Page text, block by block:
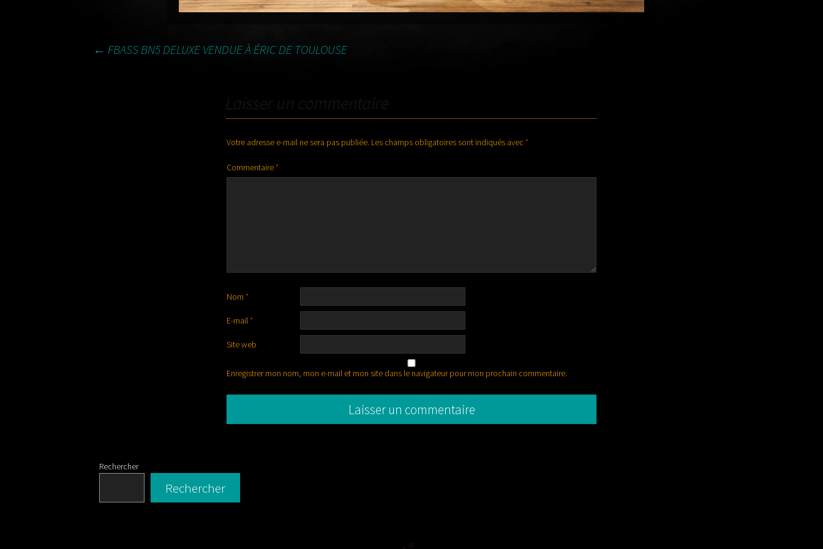
NAVIGATION
← FBASS BN5 DELUXE VENDUE À ÉRIC DE TOULOUSE
Laisser un commentaire
Votre adresse e-mail ne sera pas publiée. Les champs obligatoires sont indiqués avec *
Commentaire*
Nom *
E-mail *
Site web
Enregistrer mon nom, mon e-mail et mon site dans le navigateur pour mon prochain commentaire.
Rechercher
Rechercher